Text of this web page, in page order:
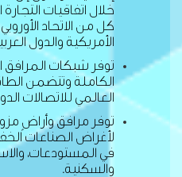
خلال اتفاقيات
كل من الاتحاد
الأمريكية والدول
توفر شبكات المرافق
الكاملة وتتضمن
العالمي للاتصالات
توفر مرافق وأراضٍ
لأغراض الصناعات
في المستودعات،
والسكنية.